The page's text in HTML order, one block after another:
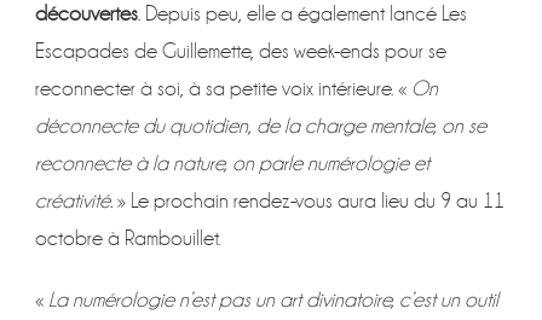
découvertes. Depuis peu, elle a également lancé Les
Escapades de Guillemette, des week-ends pour se
reconnecter à soi, à sa petite voix intérieure. « On
déconnecte du quotidien, de la charge mentale, on se
reconnecte à la nature, on parle numérologie et
créativité. » Le prochain rendez-vous aura lieu du 9 au 11
octobre à Rambouillet.
« La numérologie n’est pas un art divinatoire, c’est un outil